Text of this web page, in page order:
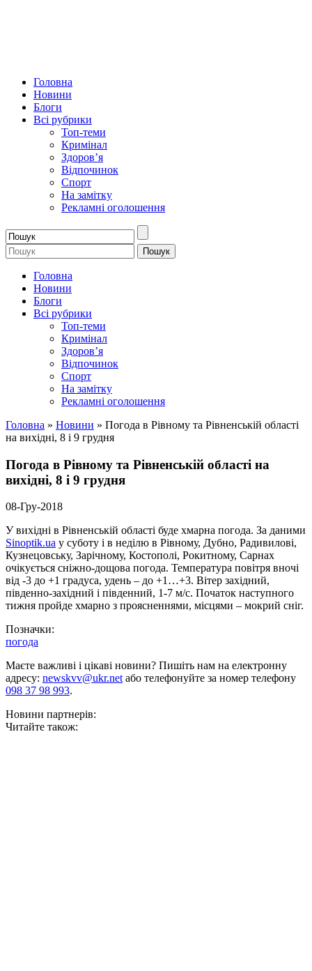
Головна
Новини
Блоги
Всі рубрики
Топ-теми
Кримінал
Здоров’я
Відпочинок
Спорт
На замітку
Рекламні оголошення
Головна
Новини
Блоги
Всі рубрики
Топ-теми
Кримінал
Здоров’я
Відпочинок
Спорт
На замітку
Рекламні оголошення
Головна » Новини » Погода в Рівному та Рівненській області
на вихідні, 8 і 9 грудня
Погода в Рівному та Рівненській області на
вихідні, 8 і 9 грудня
08-Гру-2018
У вихідні в Рівненській області буде хмарна погода. За даними
Sinoptik.ua у суботу і в неділю в Рівному, Дубно, Радивилові,
Кузнецовську, Зарічному, Костополі, Рокитному, Сарнах
очікується сніжно-дощова погода. Температура повітря вночі
від -3 до +1 градуса, удень – до +1…+3. Вітер західний,
південно-західний і південний, 1-7 м/с. Початок наступного
тижня пройде хмарно з проясненнями, місцями – мокрий сніг.
Позначки:
погода
Маєте важливі і цікаві новини? Пишіть нам на електронну
адресу: newskvv@ukr.netабо телефонуйте за номер телефону
098 37 98 993.
Новини партнерів:
Читайте також: